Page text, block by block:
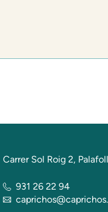
Carrer Sol Roig 2,
931 26 22 94